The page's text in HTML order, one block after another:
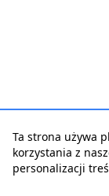
Ta strona używa
korzystania z
personalizacji